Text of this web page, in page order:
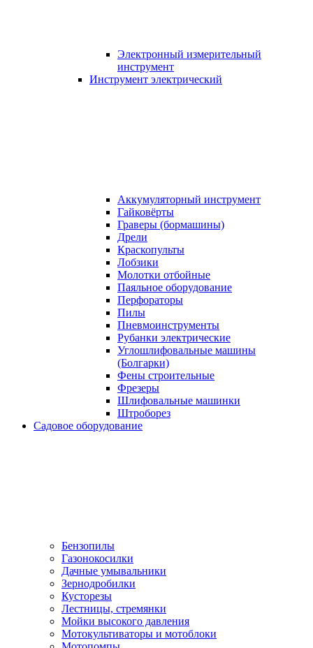
Электронный измерительный
инструмент
Инструмент электрический
Аккумуляторный инструмент
Гайковёрты
Граверы (бормашины)
Дрели
Краскопульты
Лобзики
Молотки отбойные
Паяльное оборудование
Перфораторы
Пилы
Пневмоинструменты
Рубанки электрические
Углошлифовальные машины
(Болгарки)
Фены строительные
Фрезеры
Шлифовальные машинки
Штроборез
Садовое оборудование
Бензопилы
Газонокосилки
Дачные умывальники
Зернодробилки
Кусторезы
Лестницы, стремянки
Мойки высокого давления
Мотокультиваторы и мотоблоки